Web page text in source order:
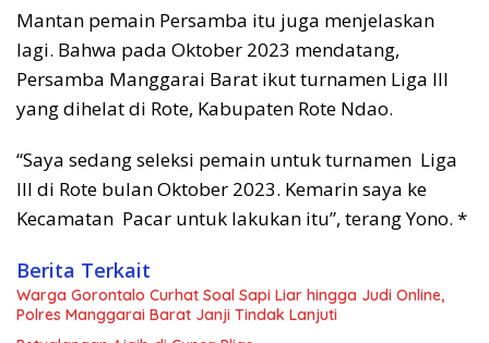
Mantan pemain Persamba itu juga menjelaskan
lagi. Bahwa pada Oktober 2023 mendatang,
Persamba Manggarai Barat ikut turnamen Liga III
yang dihelat di Rote, Kabupaten Rote Ndao.
“Saya sedang seleksi pemain untuk turnamen Liga
III di Rote bulan Oktober 2023. Kemarin saya ke
Kecamatan Pacar untuk lakukan itu”, terang Yono. *
Berita Terkait
Warga Gorontalo Curhat Soal Sapi Liar hingga Judi Online,
Polres Manggarai Barat Janji Tindak Lanjuti